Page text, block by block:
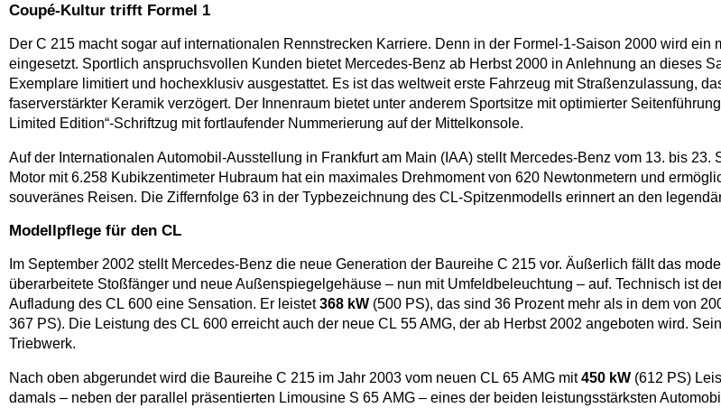
Coupé-Kultur trifft Formel 1
Der C 215 macht sogar auf internationalen Rennstrecken Karriere. Denn in der Formel-1-Saison 2000 wird
eingesetzt. Sportlich anspruchsvollen Kunden bietet Mercedes-Benz ab Herbst 2000 in Anlehnung an dieses
Exemplare limitiert und hochexklusiv ausgestattet. Es ist das weltweit erste Fahrzeug mit Straßenzulassung,
faserverstärkter Keramik verzögert. Der Innenraum bietet unter anderem Sportsitze mit optimierter
Limited Edition“-Schriftzug mit fortlaufender Nummerierung auf der Mittelkonsole.
Auf der Internationalen Automobil-Ausstellung in Frankfurt am Main (IAA) stellt Mercedes-Benz vom 13. bis 23.
Motor mit 6.258 Kubikzentimeter Hubraum hat ein maximales Drehmoment von 620 Newtonmetern und
souveränes Reisen. Die Ziffernfolge 63 in der Typbezeichnung des CL-Spitzenmodells erinnert an den
Modellpflege für den CL
Im September 2002 stellt Mercedes-Benz die neue Generation der Baureihe C 215 vor. Äußerlich fällt das
überarbeitete Stoßfänger und neue Außenspiegelgehäuse – nun mit Umfeldbeleuchtung – auf. Technisch ist
Aufladung des CL 600 eine Sensation. Er leistet368 kW (500 PS), das sind 36 Prozent mehr als in dem von
367 PS). Die Leistung des CL 600 erreicht auch der neue CL 55 AMG, der ab Herbst 2002 angeboten wird.
Triebwerk.
Nach oben abgerundet wird die Baureihe C 215 im Jahr 2003 vom neuen CL 65 AMG mit450 kW (612 PS)
damals – neben der parallel präsentierten Limousine S 65 AMG – eines der beiden leistungsstärksten